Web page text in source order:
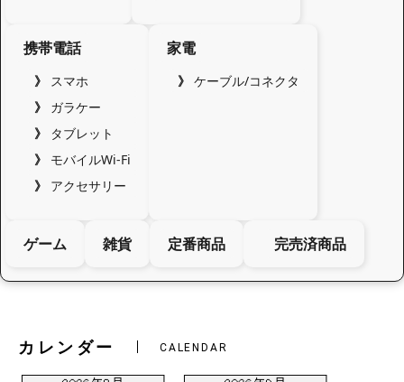
携帯電話
スマホ
ガラケー
タブレット
モバイルWi-Fi
アクセサリー
家電
ケーブル/コネクタ
ゲーム 雑貨 定番商品 完売済商品
カレンダー CALENDAR